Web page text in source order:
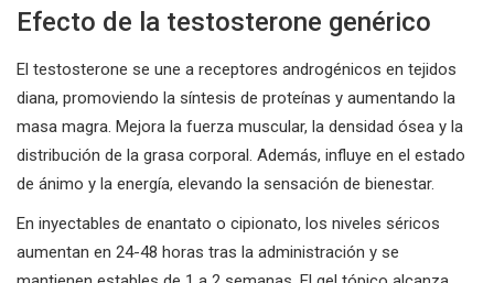
Efecto de la testosterone genérico
El testosterone se une a receptores androgénicos en tejidos
diana, promoviendo la síntesis de proteínas y aumentando la
masa magra. Mejora la fuerza muscular, la densidad ósea y la
distribución de la grasa corporal. Además, influye en el estado
de ánimo y la energía, elevando la sensación de bienestar.
En inyectables de enantato o cipionato, los niveles séricos
aumentan en 24-48 horas tras la administración y se